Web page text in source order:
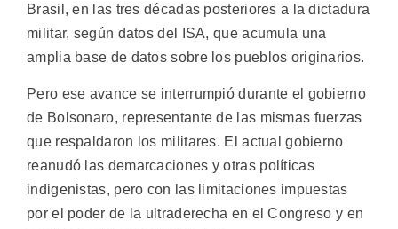
Brasil, en las tres décadas posteriores a la dictadura
militar, según datos del ISA, que acumula una
amplia base de datos sobre los pueblos originarios.
Pero ese avance se interrumpió durante el gobierno
de Bolsonaro, representante de las mismas fuerzas
que respaldaron los militares. El actual gobierno
reanudó las demarcaciones y otras políticas
indigenistas, pero con las limitaciones impuestas
por el poder de la ultraderecha en el Congreso y en